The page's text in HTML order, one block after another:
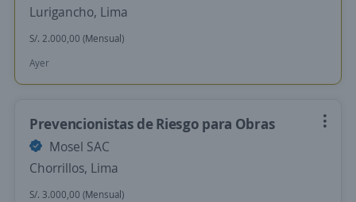
Lurigancho, Lima
S/. 2.000,00 (Mensual)
Ayer
Prevencionistas de Riesgo para Obras
Mosel SAC
Chorrillos, Lima
S/. 3.000,00 (Mensual)